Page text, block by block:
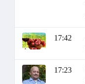
17:42
17:23